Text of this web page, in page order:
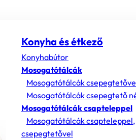
Konyha és étkező
Konyhabútor
Mosogatótálcák
Mosogatótálcák
Mosogatótálcák csepegtető
Mosogatótálcák csapteleppel
Mosogatótálcák csapteleppel,
csepegtetővel